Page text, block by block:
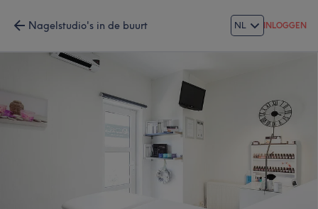
Nagelstudio's in de buurt NL INLOGGEN